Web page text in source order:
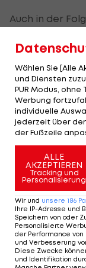
Auch in der
Gäste große
Wangerheim
bester Lage
Erst nach
Bundesliga-
knapp den
Zver wurde
Kapitänin
Wenig später
Smilla
dabei das
Wählen Sie [Alle
und Diensten
PUR Modus,
Werbung
individuelle
jederzeit über
der Fußzeile
ALLE
AKZEPTIEREN
Tracking und
Personalisierung
Wir und unsere 186
Ihre IP-Adresse und
Speichern von oder
Personalisierte
der Performance
und Verbesserung
Diese Zwecke
und Identifikation